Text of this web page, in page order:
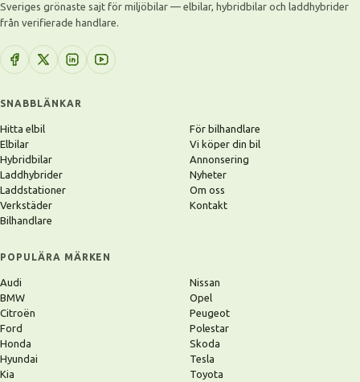
Sveriges grönaste sajt för miljöbilar — elbilar, hybridbilar och laddhybrider
från verifierade handlare.
SNABBLÄNKAR
Hitta elbil
Elbilar
Hybridbilar
Laddhybrider
Laddstationer
Verkstäder
Bilhandlare
För bilhandlare
Vi köper din bil
Annonsering
Nyheter
Om oss
Kontakt
POPULÄRA MÄRKEN
Audi
BMW
Citroën
Ford
Honda
Hyundai
Kia
Nissan
Opel
Peugeot
Polestar
Skoda
Tesla
Toyota